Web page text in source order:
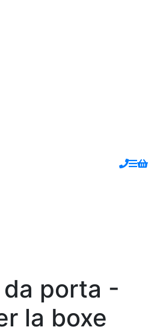
porta -
la boxe